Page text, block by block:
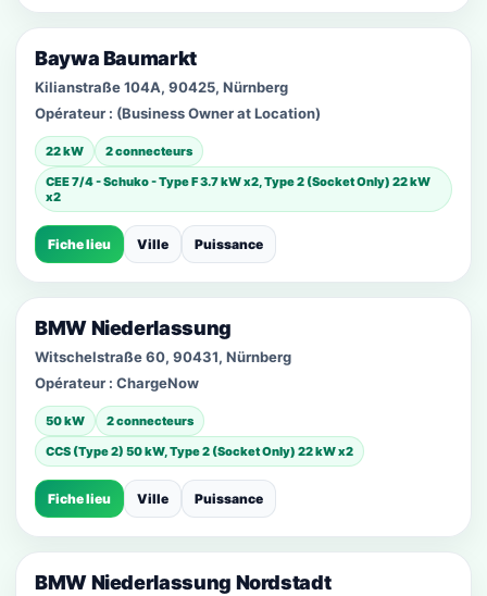
Baywa Baumarkt
Kilianstraße 104A, 90425, Nürnberg
Opérateur : (Business Owner at Location)
22 kW
2 connecteurs
CEE 7/4 - Schuko - Type F 3.7 kW x2, Type 2 (Socket Only) 22 kW
x2
Fiche lieu Ville Puissance
BMW Niederlassung
Witschelstraße 60, 90431, Nürnberg
Opérateur : ChargeNow
50 kW
2 connecteurs
CCS (Type 2) 50 kW, Type 2 (Socket Only) 22 kW x2
Fiche lieu Ville Puissance
BMW Niederlassung Nordstadt